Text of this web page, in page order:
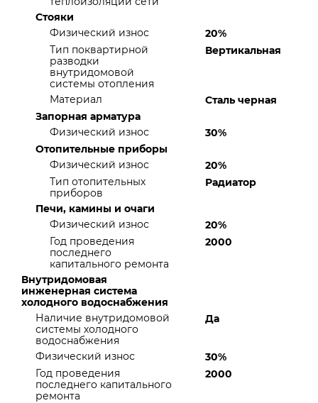
Стояки
Физический износ
20%
Тип поквартирной
разводки
внутридомовой
системы отопления
Вертикальная
Материал
Сталь черная
Запорная арматура
Физический износ
30%
Отопительные приборы
Физический износ
20%
Тип отопительных
приборов
Радиатор
Печи, камины и очаги
Физический износ
20%
Год проведения
последнего
капитального ремонта
2000
Внутридомовая
инженерная система
холодного водоснабжения
Наличие внутридомовой
системы холодного
водоснабжения
Да
Физический износ
30%
Год проведения
последнего капитального
ремонта
2000